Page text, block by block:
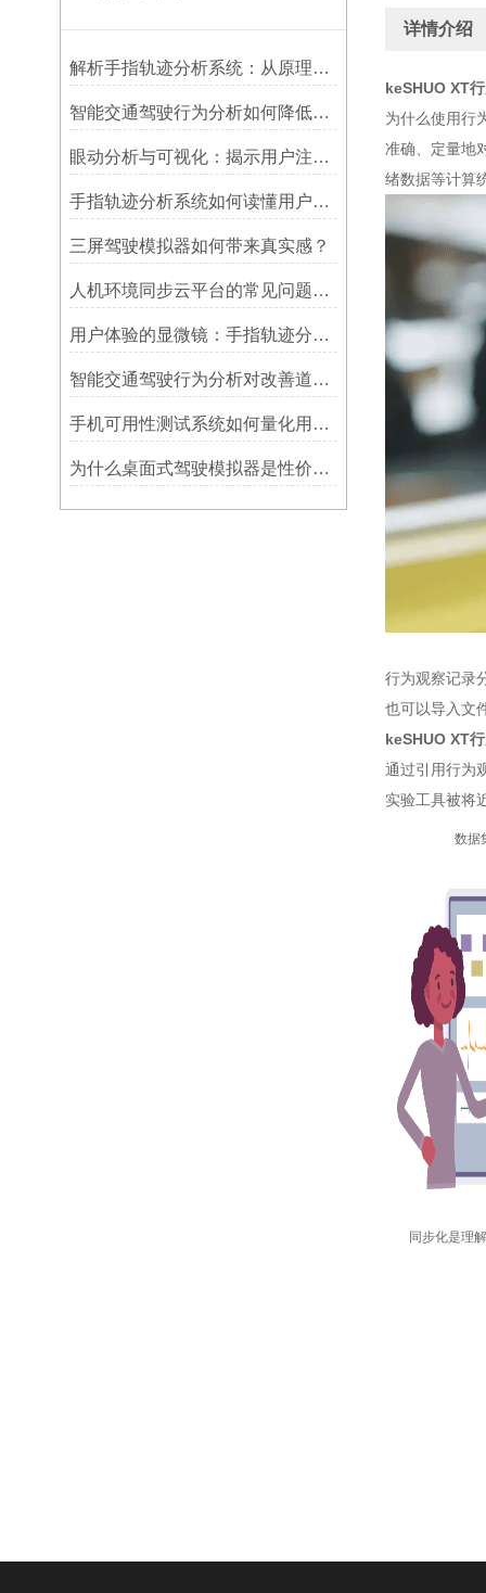
解析手指轨迹分析系统：从原理到实际操作
智能交通驾驶行为分析如何降低公交事故率？
眼动分析与可视化：揭示用户注意力的隐藏模式
手指轨迹分析系统如何读懂用户操作习惯？
三屏驾驶模拟器如何带来真实感？
人机环境同步云平台的常见问题及解决方法
用户体验的显微镜：手指轨迹分析系统如何洞察用户习惯？
智能交通驾驶行为分析对改善道路交通安全的意义
手机可用性测试系统如何量化用户体验？
为什么桌面式驾驶模拟器是性价比之选？
详情介绍
keSHUO XT
为什么使用行
准确、定量地
绪数据等计算
行为观察记录
也可以导入文
keSHUO XT
通过引用行为
实验工具被将
数据
同步化是理